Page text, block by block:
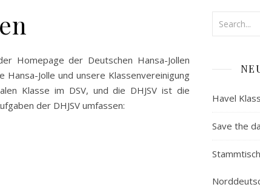
Homepage der Deutschen Hansa-Jollen
Hansa-Jolle und unsere Klassenvereinigung
Klasse im DSV, und die DHJSV ist die
der DHJSV umfassen:
Havel
Save the